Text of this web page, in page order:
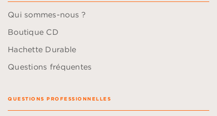
Qui sommes-nous ?
Boutique CD
Hachette Durable
Questions fréquentes
QUESTIONS PROFESSIONNELLES